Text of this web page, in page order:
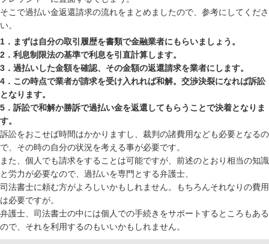
そこで過払い金返還請求の流れをまとめましたので、参考にしてくださ
い。
1．まずは自分の取引履歴を書類で金融業者にもらいましょう。
2．利息制限法の基準で利息を引直計算します。
3．過払いした金額を確認、その金額の返還請求を業者にします。
4．この時点で業者が請求を受け入れれば和解。交渉決裂になれば訴訟
となります。
5．訴訟で和解か勝訴で過払い金を返還してもらうことで決着となりま
す。
訴訟をおこせば時間はかかりますし、裁判の諸費用なども必要となるの
で、その時の自分の状況を考える事が必要です。
また、個人でも請求をすることは可能ですが、前述のとおり相当の知識
と労力が必要なので、過払いを専門とする弁護士、
司法書士に頼む方がよろしいかもしれません。もちろんそれなりの費用
は必要ですが。
弁護士、司法書士の中には個人での手続きをサポートするところもある
ので、それを利用するのもいいかもしれません。